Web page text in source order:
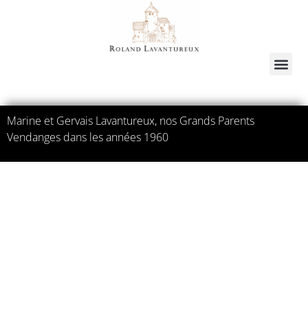
Marine et Gervais Lavantureux, nos Grands Parents
Vendanges dans les années 1960